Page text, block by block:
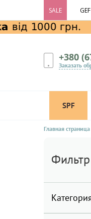
SALE GEF
+380
Заказать
SPF
Главная страница
Фильтр